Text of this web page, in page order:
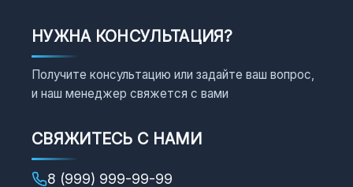
НУЖНА КОНСУЛЬТАЦИЯ?
Получите консультацию или задайте ваш вопрос,
и наш менеджер свяжется с вами
СВЯЖИТЕСЬ С НАМИ
8 (999) 999-99-99